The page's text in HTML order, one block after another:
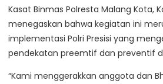
Kasat Binmas Polresta Malang Kota,
menegaskan bahwa kegiatan ini
implementasi Polri Presisi yang
pendekatan preemtif dan preventif
“Kami menggerakkan anggota dan